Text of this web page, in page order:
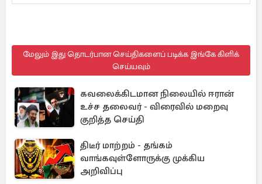
மேலும் இது தொடர்பான செய்திகளைப் படிக்க இங்கே கிளிக்
செய்யவும்
கவலைக்கிடமான நிலையில் ஈரான்
உச்ச தலைவர் - விரைவில் மறைவு
குறித்த செய்தி
திடீர் மாற்றம் - தங்கம்
வாங்கவுள்ளோருக்கு முக்கிய
அறிவிப்பு